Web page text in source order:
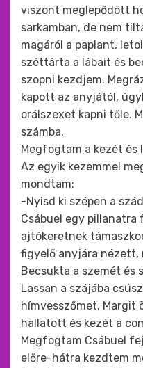
viszont meglepődött
sarkamban, de nem
magáról a paplant,
széttárta a lábait és
szopni kezdjem.
kapott az anyjától,
orálszexet kapni tőle.
számba.
Megfogtam a kezét
Az egyik kezemmel
mondtam:
-Nyisd ki szépen a
Csábuel egy
ajtókeretnek
figyelő anyjára
Becsukta a szemét
Lassan a szájába
hímvesszőmet. Margit
hallatott és kezét a
Megfogtam Csábuel
előre-hátra kezdtem